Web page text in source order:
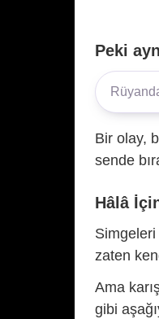
Peki
Bir olay,
sende
Hâlâ
zaten
Ama
gibi